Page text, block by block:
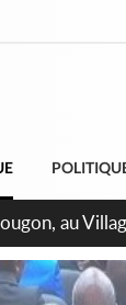
de
du SMIG